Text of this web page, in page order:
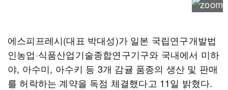
에스피프레시(대표 박대성)가 일본 국립연구개발법
인농업·식품산업기술종합연구기구와 국내에서 미하
야, 아수미, 아수키 등 3개 감귤 품종의 생산 및 판매
를 허락하는 계약을 독점 체결했다고 11일 밝혔다.